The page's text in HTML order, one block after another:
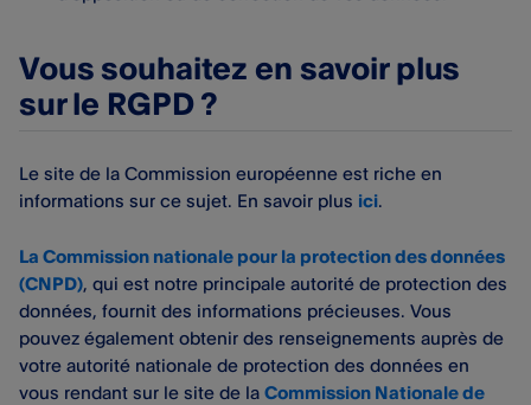
Vous souhaitez en savoir plus
sur le RGPD ?
Le site de la Commission européenne est riche en
informations sur ce sujet. En savoir plus ici.
La Commission nationale pour la protection des données
(CNPD), qui est notre principale autorité de protection des
données, fournit des informations précieuses. Vous
pouvez également obtenir des renseignements auprès de
votre autorité nationale de protection des données en
vous rendant sur le site de la Commission Nationale de